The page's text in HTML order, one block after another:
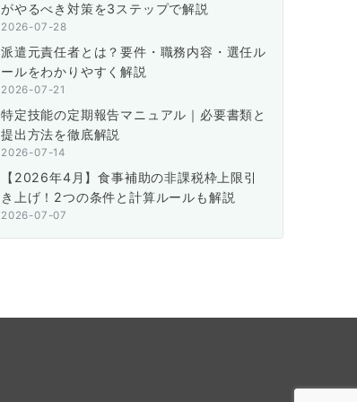
がやるべき対策を3ステップで解説
2026-07-28
派遣元責任者とは？要件・職務内容・選任ル
ールをわかりやすく解説
2026-07-21
特定技能の定期報告マニュアル｜必要書類と
提出方法を徹底解説
2026-07-14
【2026年4月】食事補助の非課税枠上限引
き上げ！2つの条件と計算ルールも解説
2026-07-07